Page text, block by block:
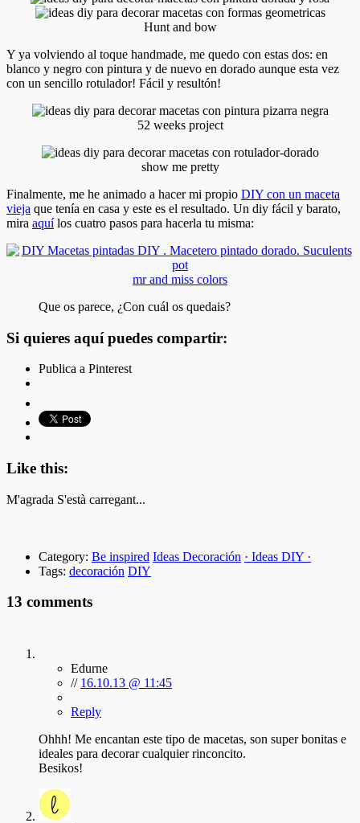
Hunt and bow
Y ya volviendo al toque handmade, me quedo con estas dos: en
blanco y negro con pintura y de nuevo en dorado aunque esta vez
con un sencillo rotulador! Fácil y resultón!
52 weeks project
show me pretty
Finalmente, me he animado a hacer mi propio DIY con un maceta
vieja que tenía en casa y este es el resultado. Un diy fácil y barato,
mira aquílos cuatro pasos para hacerla tu misma:
mr and miss colors
Que os parece, ¿Con cuál os quedais?
Si quieres aquí puedes compartir:
Publica a Pinterest
Like this:
M'agrada S'està carregant...
Category: Be inspired Ideas Decoración · Ideas DIY ·
Tags: decoración DIY
13 comments
Edurne
// 16.10.13 @ 11:45
Reply
Ohhh! Me encantan este tipo de macetas, son super bonitas e
ideales para decorar cualquier rinconcito.
Besikos!